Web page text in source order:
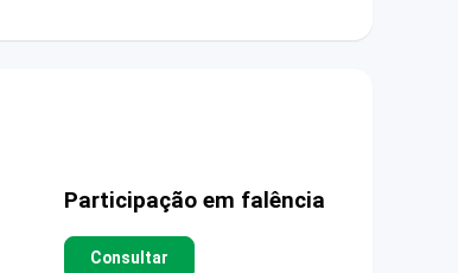
Participação em falência
Consultar